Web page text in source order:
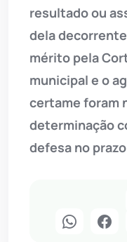
resultado ou
dela
mérito pela
municipal e o
certame foram
determinação
defesa no